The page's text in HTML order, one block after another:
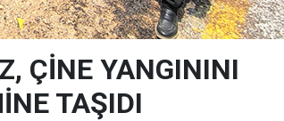
ÇİNE YANGININI
TAŞIDI